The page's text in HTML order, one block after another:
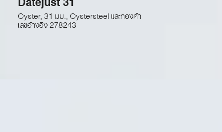
Oyster, 31 มม., Oystersteel และทองคำ
เลขอ้างอิง278243